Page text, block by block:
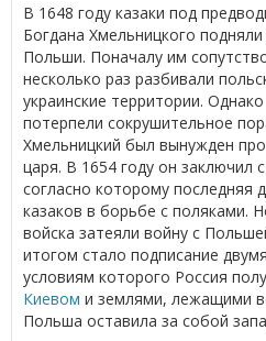
В 1648 году казаки под
Богдана Хмельницкого
Польши. Поначалу им
несколько раз разбивали
украинские территории.
потерпели сокрушительное
Хмельницкий был вынужден
царя. В 1654 году он заключил
согласно которому
казаков в борьбе с поляками.
войска затеяли войну с
итогом стало подписание
условиям которого Россия
Киевом и землями, лежащими
Польша оставила за собой